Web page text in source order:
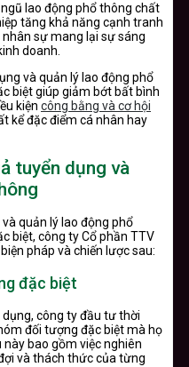
lao động phổ thông chất
tăng khả năng cạnh tranh
sự mang lại sự sáng
doanh.
và quản lý lao động phổ
biệt giúp giảm bớt bất bình
kiện công bằng và cơ hội
kể đặc điểm cá nhân hay
tuyển dụng và
quản lý lao động phổ
biệt, công ty Cổ phần TTV
pháp và chiến lược sau:
đặc biệt
công ty đầu tư thời
đối tượng đặc biệt mà họ
bao gồm việc nghiên
và thách thức của từng